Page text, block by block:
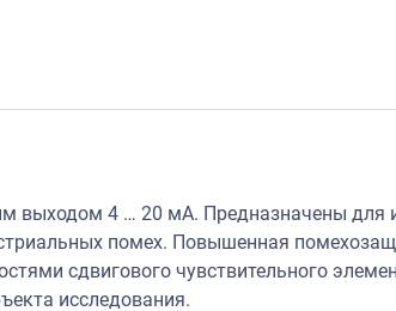
выходом 4 … 20 мА. Предназначены для
помех. Повышенная
сдвигового чувствительного
исследования.